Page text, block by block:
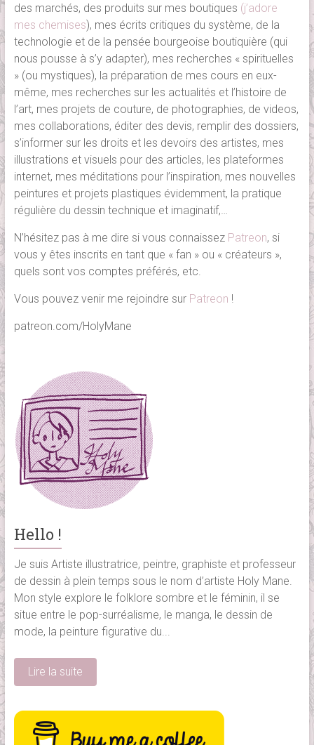
des marchés, des produits sur mes boutiques (j’adore
mes chemises), mes écrits critiques du système, de la
technologie et de la pensée bourgeoise boutiquière (qui
nous pousse à s’y adapter), mes recherches « spirituelles
» (ou mystiques), la préparation de mes cours en eux-
même, mes recherches sur les actualités et l’histoire de
l’art, mes projets de couture, de photographies, de videos,
mes collaborations, éditer des devis, remplir des dossiers,
s’informer sur les droits et les devoirs des artistes, mes
illustrations et visuels pour des articles, les plateformes
internet, mes méditations pour l’inspiration, mes nouvelles
peintures et projets plastiques évidemment, la pratique
régulière du dessin technique et imaginatif,…
N’hésitez pas à me dire si vous connaissezPatreon, si
vous y êtes inscrits en tant que « fan » ou « créateurs »,
quels sont vos comptes préférés, etc.
Vous pouvez venir me rejoindre surPatreon !
patreon.com/HolyMane
Hello !
Je suis Artiste illustratrice, peintre, graphiste et professeur
de dessin à plein temps sous le nom d’artiste Holy Mane.
Mon style explore le folklore sombre et le féminin, il se
situe entre le pop-surréalisme, le manga, le dessin de
mode, la peinture figurative du...
Lire la suite